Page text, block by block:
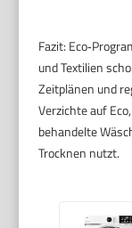
Fazit:
und Textilien
Zeitplänen und
Verzichte auf
behandelte
Trocknen nutzt.